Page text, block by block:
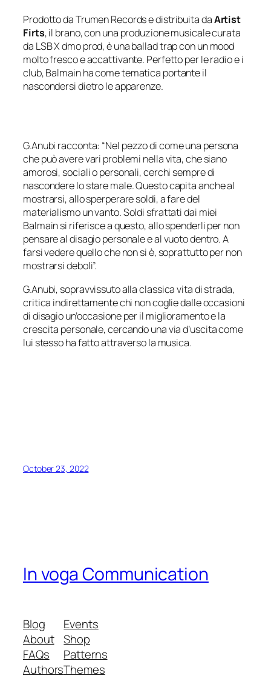
Prodotto da Trumen Records e distribuita daArtist
Firts, il brano, con una produzione musicale curata
da LSB X dmo prod, è una ballad trap con un mood
molto fresco e accattivante. Perfetto per le radio e i
club,Balmainha come tematica portante il
nascondersi dietro le apparenze.
G.Anubi racconta: “Nel pezzo di come una persona
che può avere vari problemi nella vita, che siano
amorosi, sociali o personali, cerchi sempre di
nascondere lo stare male. Questo capita anche al
mostrarsi, allo sperperare soldi, a fare del
materialismo un vanto. Soldi sfrattati dai miei
Balmain si riferisce a questo, allo spenderli per non
pensare al disagio personale e al vuoto dentro. A
farsi vedere quello che non si è, soprattutto per non
mostrarsi deboli”.
G.Anubi, sopravvissuto alla classica vita di strada,
critica indirettamente chi non coglie dalle occasioni
di disagio un’occasione per il miglioramento e la
crescita personale, cercando una via d’uscita come
lui stesso ha fatto attraverso la musica.
October 23, 2022
In voga Communication
Blog
About
FAQs
Authors
Events
Shop
Patterns
Themes